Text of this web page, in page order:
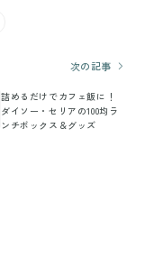
次の記事
詰めるだけでカフェ飯に！
ダイソー・セリアの100均ラ
ンチボックス＆グッズ